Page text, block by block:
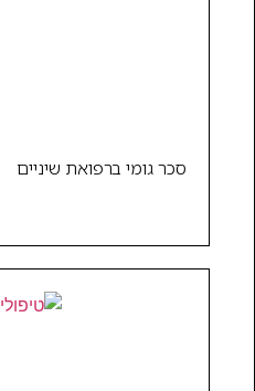
סכר גומי ברפואת שיניים